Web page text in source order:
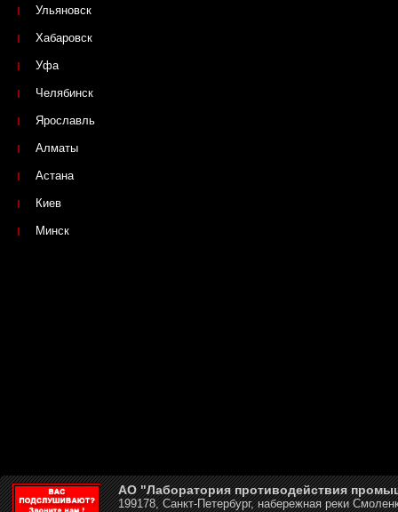
Ульяновск
Хабаровск
Уфа
Челябинск
Ярославль
Алматы
Астана
Киев
Минск
АО "Лаборатория противодействия
199178, Санкт-Петербург, набережная реки